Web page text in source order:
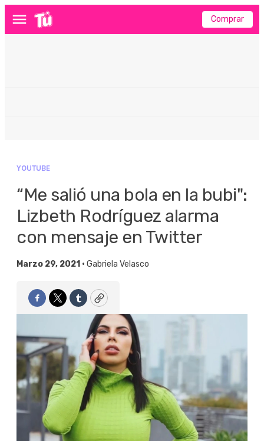
Menú Comprar
YOUTUBE
“Me salió una bola en la bubi":
Lizbeth Rodríguez alarma
con mensaje en Twitter
Marzo 29, 2021 • Gabriela Velasco
Facebook
TwitterTumblrCopy